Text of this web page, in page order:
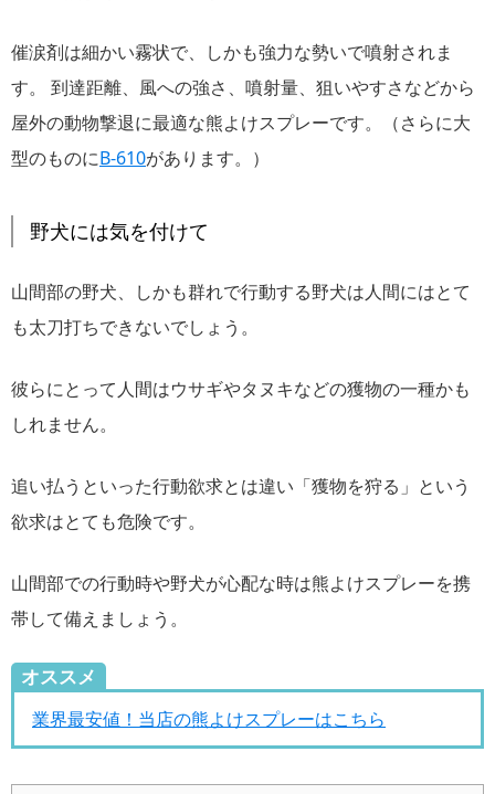
催涙剤は細かい霧状で、しかも強力な勢いで噴射されま
す。 到達距離、風への強さ、噴射量、狙いやすさなどから
屋外の動物撃退に最適な熊よけスプレーです。（さらに大
型のものにB-610があります。）
野犬には気を付けて
山間部の野犬、しかも群れで行動する野犬は人間にはとて
も太刀打ちできないでしょう。
彼らにとって人間はウサギやタヌキなどの獲物の一種かも
しれません。
追い払うといった行動欲求とは違い「獲物を狩る」という
欲求はとても危険です。
山間部での行動時や野犬が心配な時は熊よけスプレーを携
帯して備えましょう。
オススメ
業界最安値！当店の熊よけスプレーはこちら